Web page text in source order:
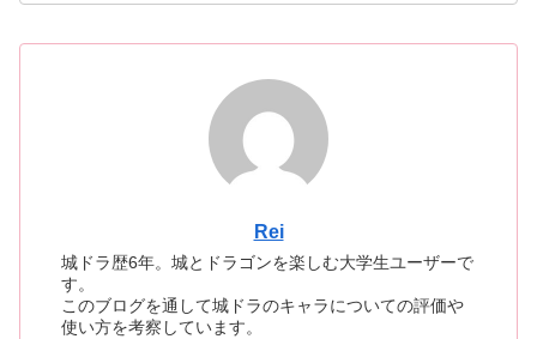
Rei
城ドラ歴6年。城とドラゴンを楽しむ大学生ユーザーで
す。
このブログを通して城ドラのキャラについての評価や
使い方を考察しています。